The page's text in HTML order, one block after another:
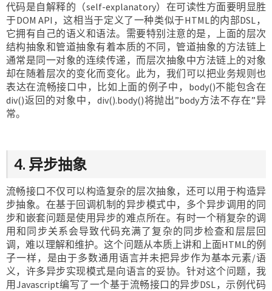
代码是自解释的（self-explanatory）在可读性方面要明显胜
于DOM API，这相当于定义了一种类似于HTML的内部DSL，
它拥有自己的语义和语法。需要特别注意的是，上面的层次
结构抽象和管道抽象有着本质的不同，管道抽象的方法链上
通常是同一对象的连续传递，而层次抽象中方法链上的对象
却在随着层次的变化而变化。此为，我们可以把业务规则也
表达在流畅接口中，比如上面的例子中，body()不能包含在
div()返回的对象中，div().body()将抛出”body方法不存在”异
常。
4. 异步抽象
流畅接口不仅可以构造复杂的层次抽象，还可以用于构造异
步抽象。在基于回调机制的异步模式中，多个异步调用的同
步和嵌套问题是使用异步的难点所在。有时一个稍复杂的调
用和同步关系会导致代码充满了复杂的同步检查和层层回
调，难以理解和维护。这个问题从本质上讲和上面HTML的例
子一样，是由于多数通用语言并未把异步作为基本元素/语
义，许多异步实现模式是向语言的妥协。针对这个问题，我
用Javascript编写了一个基于流畅接口的异步DSL，示例代码